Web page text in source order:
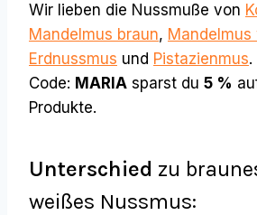
Wir lieben die Nussmuße von
Mandelmus braun, Mandelmus
Erdnussmus und Pistazienmus
Code: MARIA sparst du 5 %
Produkte.
Unterschied zu
weißes Nussmus: